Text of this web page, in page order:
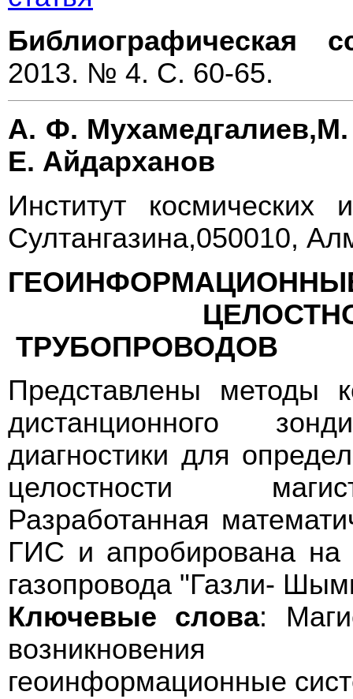
Библиографическая
2013. № 4. С. 60-65.
А. Ф.
Е. Айдарханов
Институт
Султангазина,050010,
ТРУБОПРОВОДОВ
Представлены методы
дистанционного
диагностики для
целостности
Разработанная
ГИС и апробирована на
газопровода "Газли-
Ключевые слова:
возникновения
геоинформационные